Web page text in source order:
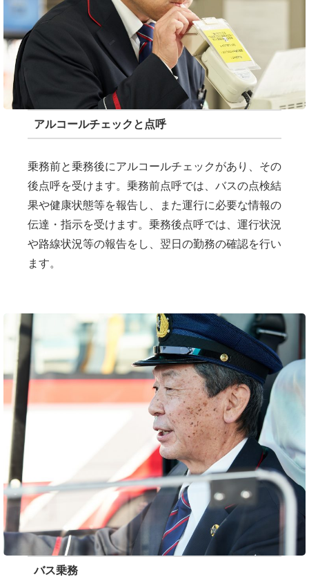
アルコールチェックと点呼
乗務前と乗務後にアルコールチェックがあり、その
後点呼を受けます。乗務前点呼では、バスの点検結
果や健康状態等を報告し、また運行に必要な情報の
伝達・指示を受けます。乗務後点呼では、運行状況
や路線状況等の報告をし、翌日の勤務の確認を行い
ます。
バス乗務